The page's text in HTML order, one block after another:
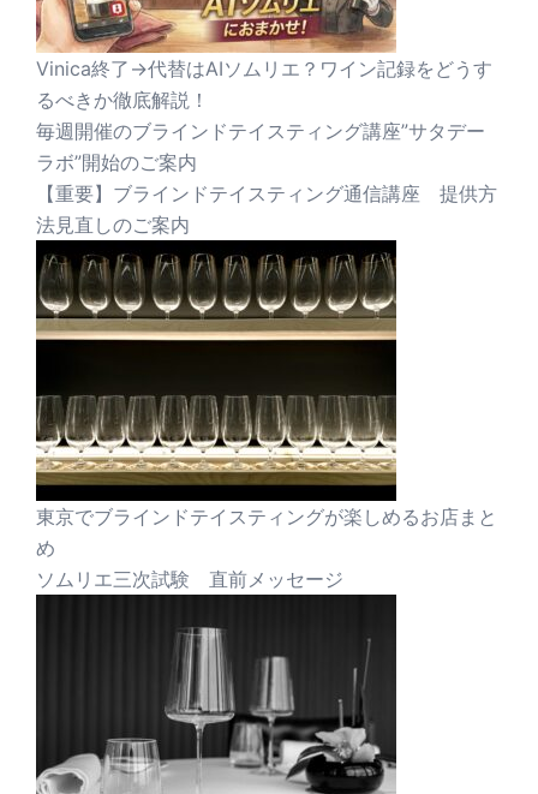
Vinica終了→代替はAIソムリエ？ワイン記録をどうす
るべきか徹底解説！
毎週開催のブラインドテイスティング講座”サタデー
ラボ”開始のご案内
【重要】ブラインドテイスティング通信講座 提供方
法見直しのご案内
東京でブラインドテイスティングが楽しめるお店まと
め
ソムリエ三次試験 直前メッセージ